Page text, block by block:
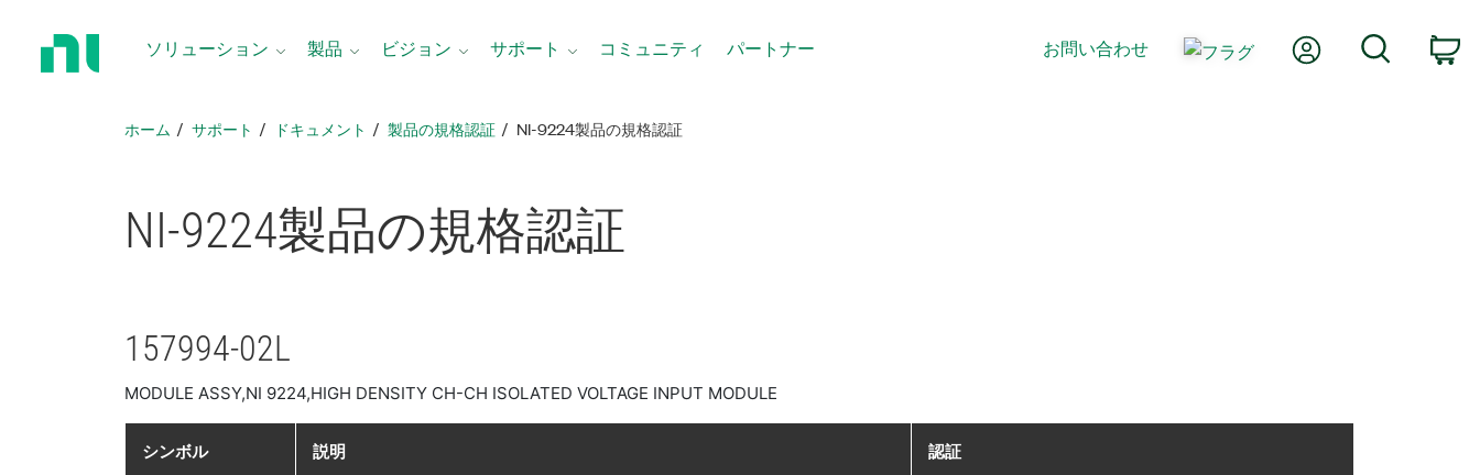
ソリューション 製品 ビジョン サポート コミュニティ パートナー お問い合わせ Myアカウント
ホーム サポート ドキュメント 製品​の​規格​認証 NI-9224製品​の​規格​認証
NI-9224製品​の​規格​認証
157994-02L
MODULE ASSY,NI 9224,HIGH DENSITY CH-CH ISOLATED VOLTAGE INPUT MODULE
シンボル 説明 認証